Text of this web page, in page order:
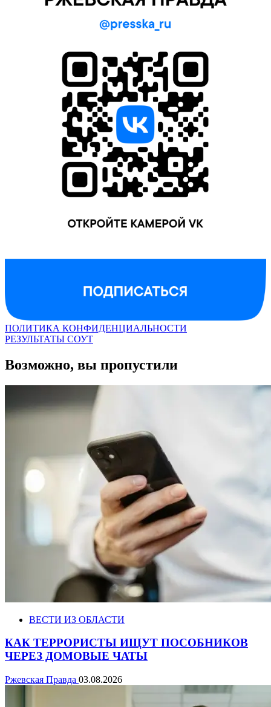
ПОЛИТИКА КОНФИДЕНЦИАЛЬНОСТИ
РЕЗУЛЬТАТЫ СОУТ
Возможно, вы пропустили
ВЕСТИ ИЗ ОБЛАСТИ
КАК ТЕРРОРИСТЫ ИЩУТ ПОСОБНИКОВ
ЧЕРЕЗ ДОМОВЫЕ ЧАТЫ
Ржевская Правда 03.08.2026